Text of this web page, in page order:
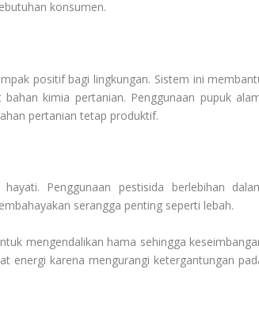
konsumen.
positif bagi lingkungan. Sistem ini
kimia pertanian. Penggunaan pupuk
pertanian tetap produktif.
Penggunaan pestisida berlebihan
serangga penting seperti lebah.
mengendalikan hama sehingga
energi karena mengurangi ketergantungan